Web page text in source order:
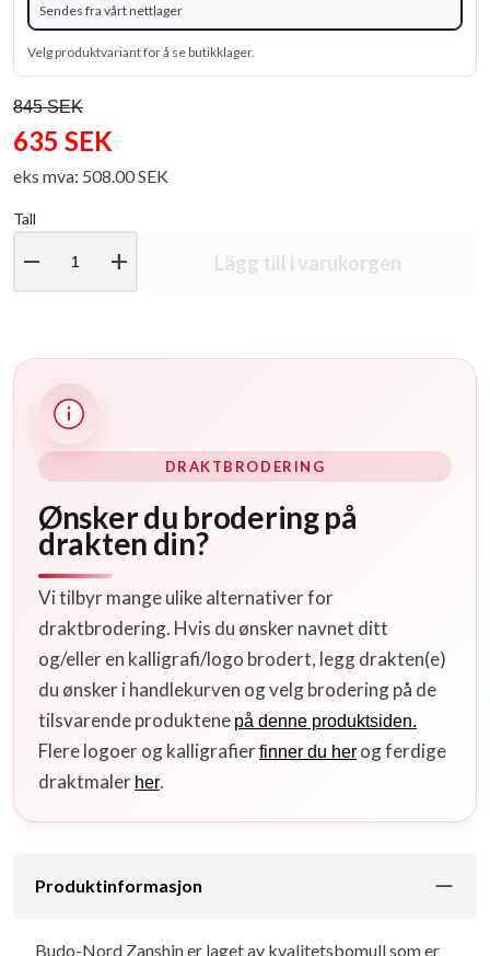
Sendes fra vårt nettlager
Velg produktvariant for å se butikklager.
845 SEK
635 SEK
eks mva: 508.00 SEK
Tall
remove add Lägg till i varukorgen
DRAKTBRODERING
Ønsker du brodering på
drakten din?
Vi tilbyr mange ulike alternativer for
draktbrodering. Hvis du ønsker navnet ditt
og/eller en kalligrafi/logo brodert, legg drakten(e)
du ønsker i handlekurven og velg brodering på de
tilsvarende produktene på denne produktsiden.
Flere logoer og kalligrafierfinner du her og ferdige
draktmaler her.
Produktinformasjon
Budo-Nord Zanshin er laget av kvalitetsbomull som er